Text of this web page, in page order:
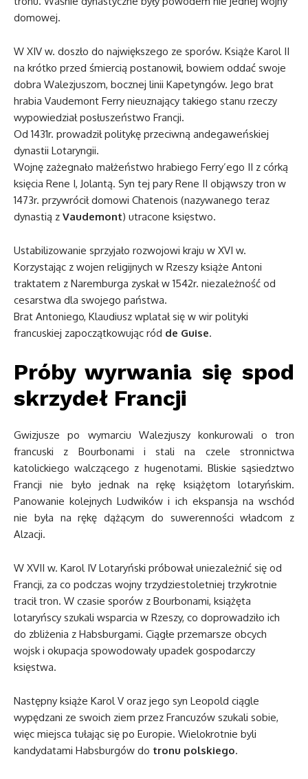
domowej.
W XIV w. doszło do największego ze sporów. Książe Karol II
na krótko przed śmiercią postanowił, bowiem oddać swoje
dobra Walezjuszom, bocznej linii Kapetyngów. Jego brat
hrabia Vaudemont Ferry nieuznający takiego stanu rzeczy
wypowiedział posłuszeństwo Francji.
Od 1431r. prowadził politykę przeciwną andegaweńskiej
dynastii Lotaryngii.
Wojnę zażegnało małżeństwo hrabiego Ferry’ego II z córką
księcia Rene I, Jolantą. Syn tej pary Rene II objąwszy tron w
1473r. przywrócił domowi Chatenois (nazywanego teraz
dynastią z Vaudemont) utracone księstwo.
Ustabilizowanie sprzyjało rozwojowi kraju w XVI w.
Korzystając z wojen religijnych w Rzeszy książe Antoni
traktatem z Naremburga zyskał w 1542r. niezależność od
cesarstwa dla swojego państwa.
Brat Antoniego, Klaudiusz wplatał się w wir polityki
francuskiej zapoczątkowując ród de Guise.
Próby wyrwania się spod
skrzydeł Francji
Gwizjusze po wymarciu Walezjuszy konkurowali o tron
francuski z Bourbonami i stali na czele stronnictwa
katolickiego walczącego z hugenotami. Bliskie sąsiedztwo
Francji nie było jednak na rękę książętom lotaryńskim.
Panowanie kolejnych Ludwików i ich ekspansja na wschód
nie była na rękę dążącym do suwerenności władcom z
Alzacji.
W XVII w. Karol IV Lotaryński próbował uniezależnić się od
Francji, za co podczas wojny trzydziestoletniej trzykrotnie
tracił tron. W czasie sporów z Bourbonami, książęta
lotaryńscy szukali wsparcia w Rzeszy, co doprowadziło ich
do zbliżenia z Habsburgami. Ciągłe przemarsze obcych
wojsk i okupacja spowodowały upadek gospodarczy
księstwa.
Następny książe Karol V oraz jego syn Leopold ciągle
wypędzani ze swoich ziem przez Francuzów szukali sobie,
więc miejsca tułając się po Europie. Wielokrotnie byli
kandydatami Habsburgów do tronu polskiego.